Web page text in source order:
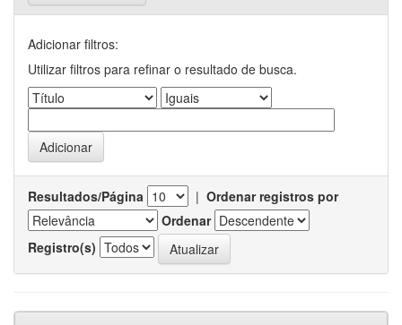
Adicionar filtros:
Utilizar filtros para refinar o resultado de busca.
Resultados/Página | Ordenar registros por
Ordenar
Registro(s)